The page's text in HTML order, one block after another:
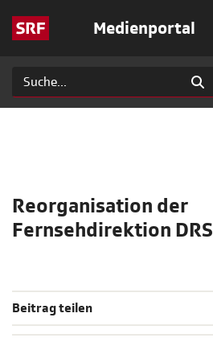
Medienportal
Reorganisation der
Fernsehdirektion DRS
Beitrag teilen